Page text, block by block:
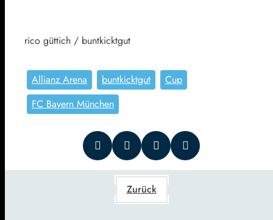
rico güttich / buntkicktgut
Allianz Arena buntkicktgut
Cup
FC Bayern München
Zurück